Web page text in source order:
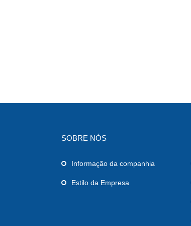
SOBRE NÓS
Informação da companhia
Estilo da Empresa